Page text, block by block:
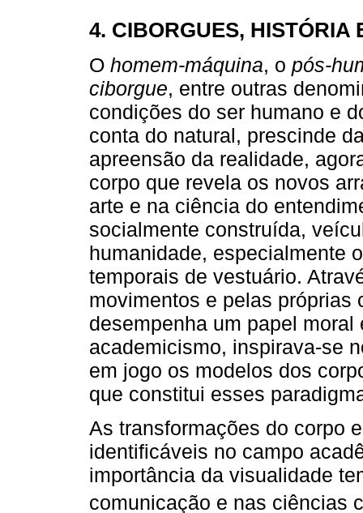
4. CIBORGUES, HISTÓRIA
O homem-máquina, o pós-
ciborgue, entre outras
condições do ser humano e
conta do natural, prescinde
apreensão da realidade,
corpo que revela os novos
arte e na ciência do
socialmente construída,
humanidade, especialmente
temporais de vestuário.
movimentos e pelas próprias
desempenha um papel
academicismo, inspirava-se
em jogo os modelos dos
que constitui esses
As transformações do corpo
identificáveis no campo
importância da visualidade
comunicação e nas ciências